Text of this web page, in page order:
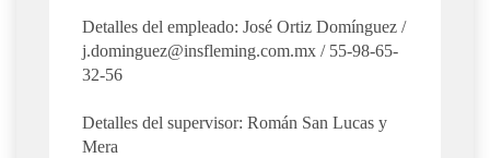
Detalles del empleado: José Ortiz Domínguez /
j.dominguez@insfleming.com.mx / 55-98-65-
32-56
Detalles del supervisor: Román San Lucas y
Mera